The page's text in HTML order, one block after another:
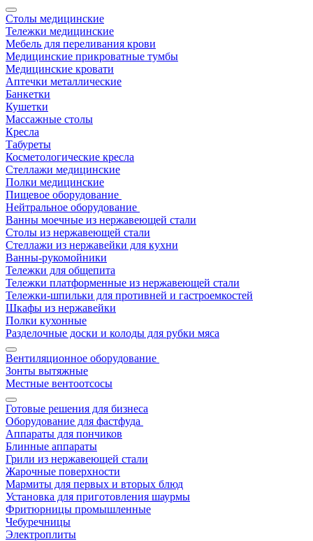
Столы медицинские
Тележки медицинские
Мебель для переливания крови
Медицинские прикроватные тумбы
Медицинские кровати
Аптечки металлические
Банкетки
Кушетки
Массажные столы
Кресла
Табуреты
Косметологические кресла
Стеллажи медицинские
Полки медицинские
Пищевое оборудование
Нейтральное оборудование
Ванны моечные из нержавеющей стали
Столы из нержавеющей стали
Стеллажи из нержавейки для кухни
Ванны-рукомойники
Тележки для общепита
Тележки платформенные из нержавеющей стали
Тележки-шпильки для противней и гастроемкостей
Шкафы из нержавейки
Полки кухонные
Разделочные доски и колоды для рубки мяса
Вентиляционное оборудование
Зонты вытяжные
Местные вентоотсосы
Готовые решения для бизнеса
Оборудование для фастфуда
Аппараты для пончиков
Блинные аппараты
Грили из нержавеющей стали
Жарочные поверхности
Мармиты для первых и вторых блюд
Установка для приготовления шаурмы
Фритюрницы промышленные
Чебуречницы
Электроплиты